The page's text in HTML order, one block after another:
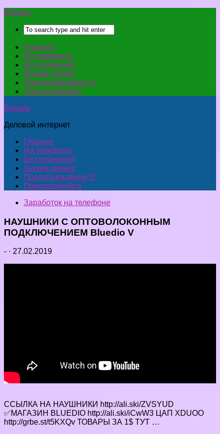
Верняк
Главная
На телефоне
Без вложений
Легкие деньги
Предупреждение !!!
Присоединяйся
Верняк
Деловой интернет
Главная
На телефоне
Без вложений
Легкие деньги
Предупреждение !!!
Присоединяйся
Заработок на телефоне
НАУШНИКИ С ОПТОВОЛОКОННЫМ
ПОДКЛЮЧЕНИЕМ Bluedio V
- · 27.02.2019
ССЫЛКА НА НАУШНИКИ http://ali.ski/ZVSYUD
✅МАГАЗИН BLUEDIO http://ali.ski/iCwW3 ЦАП XDUOO
http://grbe.st/t5KXQv ТОВАРЫ ЗА 1$ ТУТ …